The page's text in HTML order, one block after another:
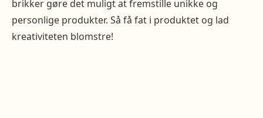
brikker gøre det muligt at fremstille unikke og
personlige produkter. Så få fat i produktet og lad
kreativiteten blomstre!